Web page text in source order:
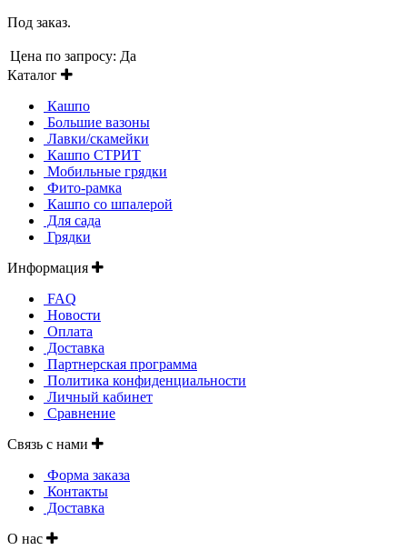
Под заказ.
Цена по запросу: Да
Каталог
Кашпо
Большие вазоны
Лавки/скамейки
Кашпо СТРИТ
Мобильные грядки
Фито-рамка
Кашпо со шпалерой
Для сада
Грядки
Информация
FAQ
Новости
Оплата
Доставка
Партнерская программа
Политика конфиденциальности
Личный кабинет
Сравнение
Связь с нами
Форма заказа
Контакты
Доставка
О нас